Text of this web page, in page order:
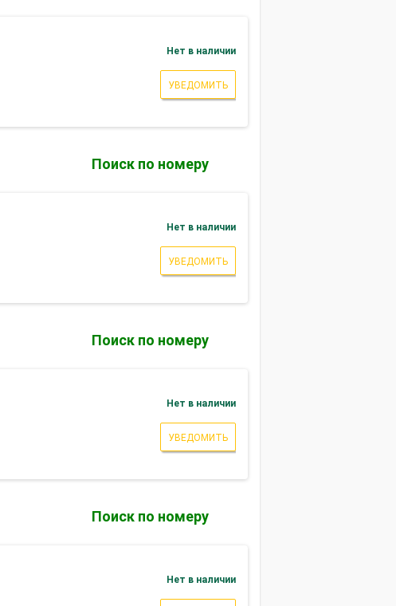
Нет в наличии
УВЕДОМИТЬ
Поиск по номеру
Нет в наличии
УВЕДОМИТЬ
Поиск по номеру
Нет в наличии
УВЕДОМИТЬ
Поиск по номеру
Нет в наличии